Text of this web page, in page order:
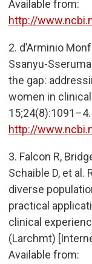
Available from:
http://
2. d’Arminio
Ssanyu-
the gap:
women in
http://
3. Falcon R,
Schaible D, et
diverse
practical
clinical
(Larchmt)
Available from: